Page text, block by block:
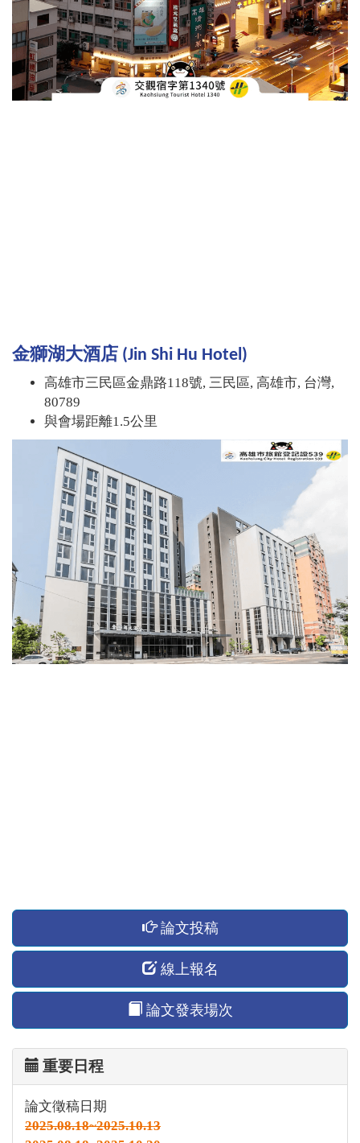
金獅湖大酒店 (Jin Shi Hu Hotel)
高雄市三民區金鼎路118號, 三民區, 高雄市, 台灣,
80789
與會場距離1.5公里
論文投稿
線上報名
論文發表場次
重要日程
論文徵稿日期
2025.08.18~2025.10.13